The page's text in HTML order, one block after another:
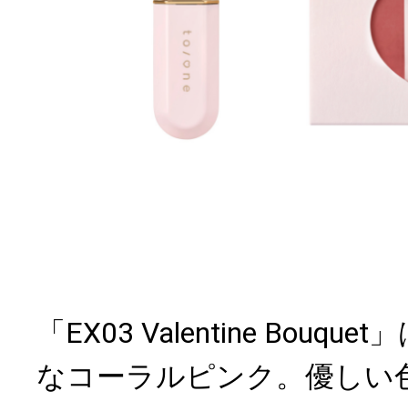
「EX03 Valentine Bouquet
なコーラルピンク。優しい